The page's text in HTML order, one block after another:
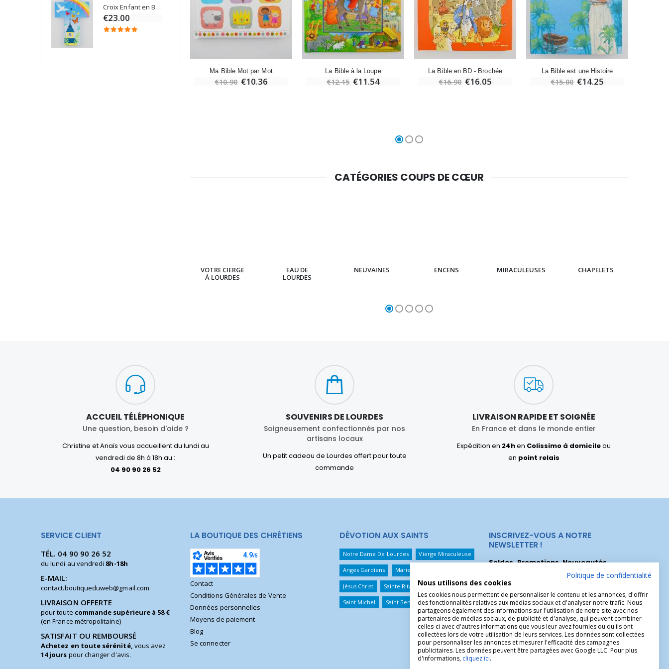
Croix Enfant en Bois Eglise Papillons et Arc-en-ciel 15 cm
€23.00 €4.90 €23.00
Bougie Neuvaine pour une Guérison - 17.5cm
€4.90
Ma Bible Mot par Mot
€10.90 €10.36
La Bible à la Loupe
€12.15 €11.54
La Bible en BD - Brochée
€16.90 €16.05
La Bible est une Histoire
€15.00 €14.25
CATÉGORIES COUPS DE CŒUR
VOTRE CIERGE
À LOURDES
EAU DE
LOURDES
NEUVAINES ENCENS MIRACULEUSES CHAPELETS
ACCUEIL TÉLÉPHONIQUE
Une question, besoin d'aide ?
Christine et Anaïs vous accueillent du lundi au
vendredi de 8h à 18h au :
04 90 90 26 52
SOUVENIRS DE LOURDES
Soigneusement confectionnés par nos
artisans locaux
Un petit cadeau de Lourdes offert pour toute
commande
LIVRAISON RAPIDE ET SOIGNÉE
En France et dans le monde entier
Expédition en 24hen Colissimo à domicileou
en point relais
SERVICE CLIENT
TÉL. 04 90 90 26 52
du lundi au vendredi 8h-18h
E-MAIL:
contact.boutiqueduweb@gmail.com
LIVRAISON OFFERTE
pour toute commande supérieure à 58 €
(en France métropolitaine)
SATISFAIT OU REMBOURSÉ
Achetez en toute sérénité, vous avez
14 jours pour changer d'avis.
LA BOUTIQUE DES CHRÉTIENS
Contact
Conditions Générales de Vente
Données personnelles
Moyens de paiement
Blog
Se connecter
DÉVOTION AUX SAINTS
Notre Dame De Lourdes Vierge Miraculeuse
Anges Gardiens Marie Qui Défait Les Noeuds
Jésus Christ Sainte Rita Sainte Thérèse
Saint Michel Saint Benoît Saint Christophe
INSCRIVEZ-VOUS A NOTRE
NEWSLETTER !
Soldes, Promotions, Nouveautés...
Inscrivez-vous maintenant pour recevoir
nos meilleures offres.
Politique de confidentialité
Nous utilisons des cookies
Les cookies nous permettent de personnaliser le contenu et les annonces, d'offrir
des fonctionnalités relatives aux médias sociaux et d'analyser notre trafic. Nous
partageons également des informations sur l'utilisation de notre site avec nos
partenaires de médias sociaux, de publicité et d'analyse, qui peuvent combiner
celles-ci avec d'autres informations que vous leur avez fournies ou qu'ils ont
collectées lors de votre utilisation de leurs services. Les données sont collectées
pour personnaliser les annonces et mesurer l'efficacité des campagnes
publicitaires. Les données peuvent être partagées avec Google LLC. Pour plus
d'informations, cliquez ici.